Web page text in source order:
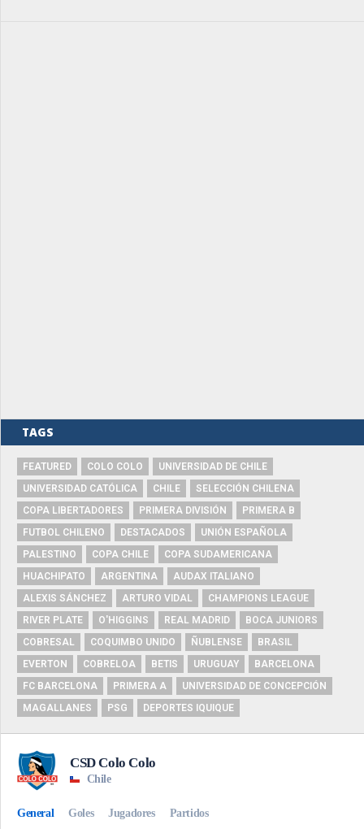
TAGS
FEATURED COLO COLO
UNIVERSIDAD DE CHILE
UNIVERSIDAD CATÓLICA
CHILE
SELECCIÓN CHILENA
COPA LIBERTADORES
PRIMERA DIVISIÓN
PRIMERA B
FUTBOL CHILENO
DESTACADOS
UNIÓN ESPAÑOLA
PALESTINO
COPA CHILE
COPA SUDAMERICANA
HUACHIPATO
ARGENTINA
AUDAX ITALIANO
ALEXIS SÁNCHEZ
ARTURO VIDAL
CHAMPIONS LEAGUE
RIVER PLATE
O'HIGGINS REAL MADRID
BOCA JUNIORS
COBRESAL
COQUIMBO UNIDO ÑUBLENSE
BRASIL
EVERTON
COBRELOA BETIS URUGUAY
BARCELONA
FC BARCELONA
PRIMERA A
UNIVERSIDAD DE CONCEPCIÓN
MAGALLANES
PSG DEPORTES IQUIQUE